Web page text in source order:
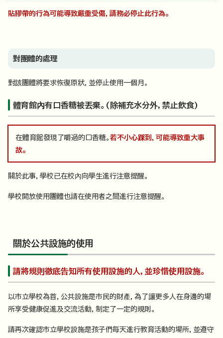
貼膠帶的行為可能導致嚴重受傷，請務必停止此行為。
對團體的處理
對該團體將要求恢復原狀，並停止使用一個月。
體育館內有口香糖被丟棄。(除補充水分外，禁止飲食)
在體育館發現了嚼過的口香糖。 若不小心踩到，可能導致重大事
故。
關於此事，學校已在校內向學生進行注意提醒。
學校開放使用團體也請在使用者之間進行注意提醒。
關於公共設施的使用
請將規則徹底告知所有使用設施的人，並珍惜使用設施。
以市立學校為首，公共設施是市民的財產，為了讓更多人在身邊的場
所享受健康促進及交流活動，制定了一定的規則。
請再次確認市立學校設施是孩子們每天進行教育活動的場所，並遵守